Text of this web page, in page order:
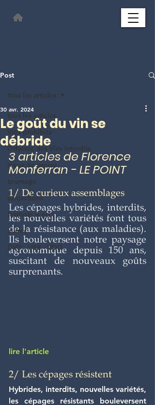
Post
tous les articles
Vitis prohibita
Odyssée des Vins Interdits
revue de presse
tournage
projections
festivals & prix
autres
DVD - USB - VOD
tous les articles
Le goût du vin se
débride
30 avr. 2024
3 articles de Florence
Monferran - LE POINT
1/ De curieux assemblages
Les cépages hybrides, interdits,
les nouvelles variétés font tous
de la résistance (aux maladies).
Ils bouleversent notre paysage
agronomique depuis 150 ans,
suscitant de nouveaux goûts
surprenants.
lire l'article
2/ Les cépages résistent
Hybrides, interdits, nouvelles variétés,
les cépages résistants bouleversent